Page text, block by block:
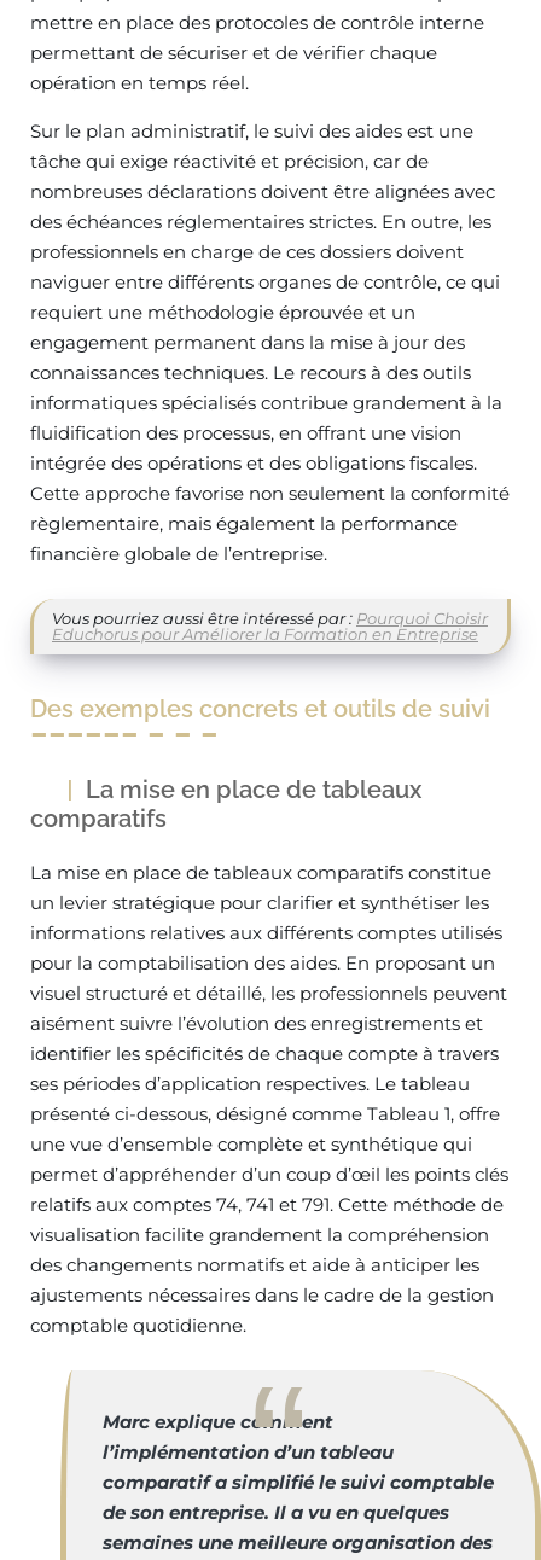
mettre en place des protocoles de contrôle interne
permettant de sécuriser et de vérifier chaque
opération en temps réel.
Sur le plan administratif, le suivi des aides est une
tâche qui exige réactivité et précision, car de
nombreuses déclarations doivent être alignées avec
des échéances réglementaires strictes. En outre, les
professionnels en charge de ces dossiers doivent
naviguer entre différents organes de contrôle, ce qui
requiert une méthodologie éprouvée et un
engagement permanent dans la mise à jour des
connaissances techniques. Le recours à des outils
informatiques spécialisés contribue grandement à la
fluidification des processus, en offrant une vision
intégrée des opérations et des obligations fiscales.
Cette approche favorise non seulement la conformité
règlementaire, mais également la performance
financière globale de l’entreprise.
Vous pourriez aussi être intéressé par : Pourquoi Choisir
Educhorus pour Améliorer la Formation en Entreprise
Des exemples concrets et outils de suivi
La mise en place de tableaux
comparatifs
La mise en place de tableaux comparatifs constitue
un levier stratégique pour clarifier et synthétiser les
informations relatives aux différents comptes utilisés
pour la comptabilisation des aides. En proposant un
visuel structuré et détaillé, les professionnels peuvent
aisément suivre l’évolution des enregistrements et
identifier les spécificités de chaque compte à travers
ses périodes d’application respectives. Le tableau
présenté ci-dessous, désigné comme Tableau 1, offre
une vue d’ensemble complète et synthétique qui
permet d’appréhender d’un coup d’œil les points clés
relatifs aux comptes 74, 741 et 791. Cette méthode de
visualisation facilite grandement la compréhension
des changements normatifs et aide à anticiper les
ajustements nécessaires dans le cadre de la gestion
comptable quotidienne.
Marc explique comment
l’implémentation d’un tableau
comparatif a simplifié le suivi comptable
de son entreprise. Il a vu en quelques
semaines une meilleure organisation des